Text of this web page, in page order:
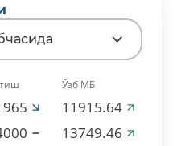
Ўзб МБ
11915.64
13749.46